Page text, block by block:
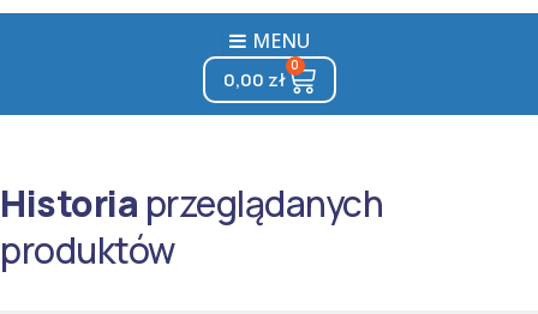
MENU
0,00 zł
0
Cart
Historia przeglądanych
produktów